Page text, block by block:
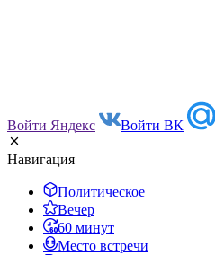
Войти Яндекс Войти ВК
Навигация
Политическое
Вечер
60 минут
Место встречи